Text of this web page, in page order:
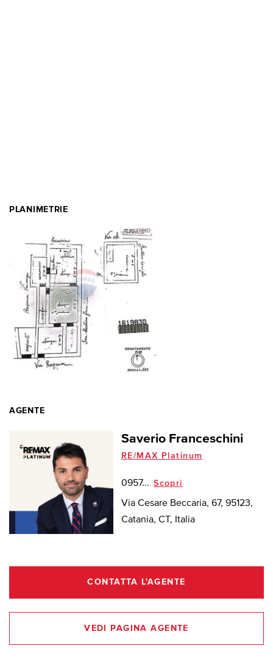
PLANIMETRIE
AGENTE
Saverio Franceschini
RE/MAX Platinum
0957... Scopri
Via Cesare Beccaria, 67, 95123,
Catania, CT, Italia
CONTATTA L'AGENTE
VEDI PAGINA AGENTE